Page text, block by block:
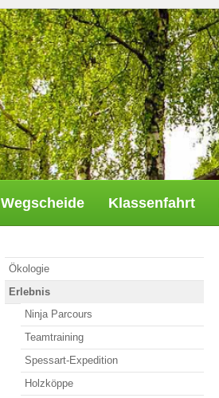
Wegscheide Klassenfahrt
Ökologie
Erlebnis
Ninja Parcours
Teamtraining
Spessart-Expedition
Holzköppe